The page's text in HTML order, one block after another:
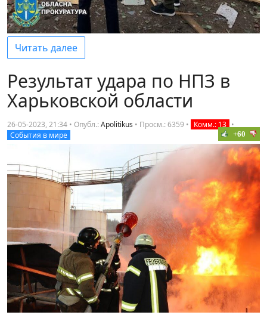
Читать далее
Результат удара по НПЗ в
Харьковской области
26-05-2023, 21:34 • Опубл.:Apolitikus • Просм.: 6359 • Комм.: 13 •
События в мире
+60